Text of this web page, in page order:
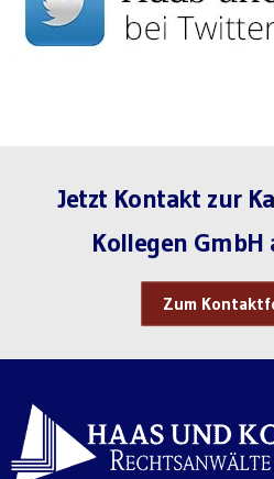
Jetzt Kontakt zur
Kollegen
Zum